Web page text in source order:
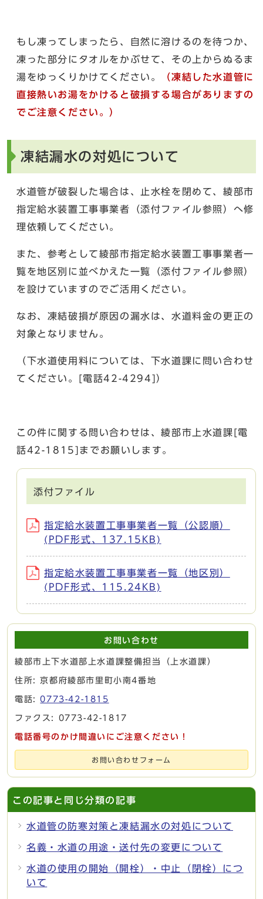
もし凍ってしまったら、自然に溶けるのを待つか、
凍った部分にタオルをかぶせて、その上からぬるま
湯をゆっくりかけてください。
（凍結した水道管に
直接熱いお湯をかけると破損する場合がありますの
でご注意ください。）
凍結漏水の対処について
水道管が破裂した場合は、止水栓を閉めて、綾部市
指定給水装置工事事業者（添付ファイル参照）へ修
理依頼してください。
また、参考として綾部市指定給水装置工事事業者一
覧を地区別に並べかえた一覧（添付ファイル参照）
を設けていますのでご活用ください。
なお、凍結破損が原因の漏水は、水道料金の更正の
対象となりません。
（下水道使用料については、下水道課に問い合わせ
てください。[電話42-4294]）
この件に関する問い合わせは、綾部市上水道課[電
話42-1815]までお願いします。
添付ファイル
指定給水装置工事事業者一覧（公認順）
(PDF形式、137.15KB)
指定給水装置工事事業者一覧（地区別）
(PDF形式、115.24KB)
お問い合わせ
綾部市上下水道部上水道課整備担当（上水道課）
住所: 京都府綾部市里町小南4番地
電話:0773-42-1815
ファクス: 0773-42-1817
電話番号のかけ間違いにご注意ください！
お問い合わせフォーム
この記事と同じ分類の記事
水道管の防寒対策と凍結漏水の対処について
名義・水道の用途・送付先の変更について
水道の使用の開始（開栓）・中止（閉栓）につ
いて